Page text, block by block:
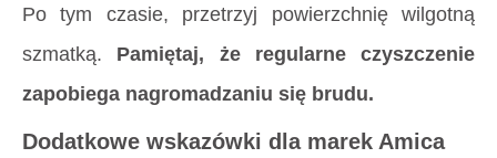
Po tym czasie, przetrzyj powierzchnię wilgotną
szmatką. Pamiętaj, że regularne czyszczenie
zapobiega nagromadzaniu się brudu.
Dodatkowe wskazówki dla marek Amica